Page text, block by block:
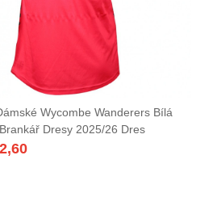
Wycombe Wanderers Bílá
Dresy 2025/26 Dres